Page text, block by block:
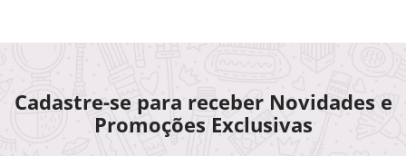
Cadastre-se para receber Novidades e
Promoções Exclusivas